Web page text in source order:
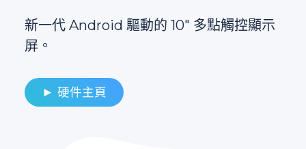
新一代 Android 驅動的 10" 多點觸控顯示
屏。
► 硬件主頁